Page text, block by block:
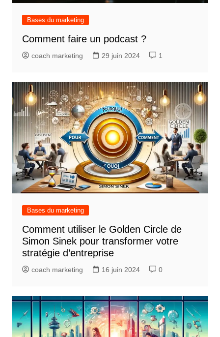
Bases du marketing
Comment faire un podcast ?
coach marketing 29 juin 2024 1
Bases du marketing
Comment utiliser le Golden Circle de
Simon Sinek pour transformer votre
stratégie d’entreprise
coach marketing 16 juin 2024 0